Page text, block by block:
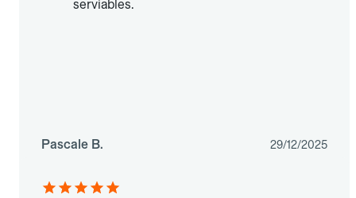
serviables.
Pascale B. 29/12/2025